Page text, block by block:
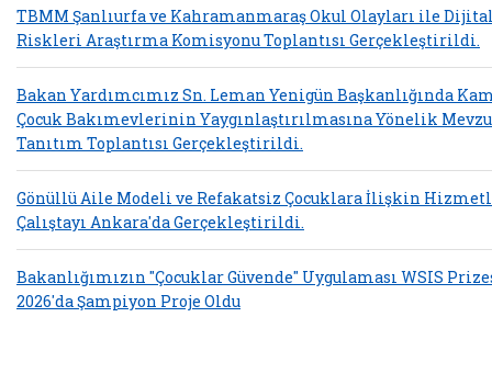
TBMM Şanlıurfa ve Kahramanmaraş Okul Olayları ile
Riskleri Araştırma Komisyonu Toplantısı Gerçekleştirildi.
Bakan Yardımcımız Sn. Leman Yenigün Başkanlığında
Çocuk Bakımevlerinin Yaygınlaştırılmasına Yönelik
Tanıtım Toplantısı Gerçekleştirildi.
Gönüllü Aile Modeli ve Refakatsiz Çocuklara İlişkin
Çalıştayı Ankara'da Gerçekleştirildi.
Bakanlığımızın "Çocuklar Güvende" Uygulaması WSIS
2026'da Şampiyon Proje Oldu